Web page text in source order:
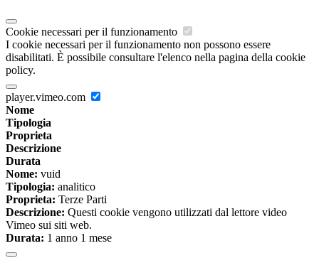
Cookie necessari per il funzionamento
I cookie necessari per il funzionamento non possono essere
disabilitati. È possibile consultare l'elenco nella pagina della cookie
policy.
player.vimeo.com
Nome
Tipologia
Proprieta
Descrizione
Durata
Nome: vuid
Tipologia: analitico
Proprieta: Terze Parti
Descrizione: Questi cookie vengono utilizzati dal lettore video
Vimeo sui siti web.
Durata: 1 anno 1 mese